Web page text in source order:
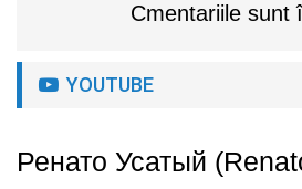
Cmentariile sunt
YOUTUBE
Ренато Усатый